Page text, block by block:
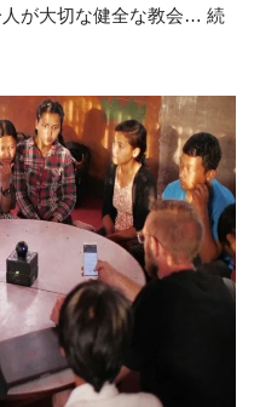
が大切な健全な教会… 続